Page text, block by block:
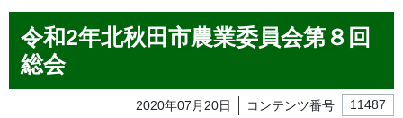
令和2年北秋田市農業委員会第８回
総会
2020年07月20日 コンテンツ番号 11487